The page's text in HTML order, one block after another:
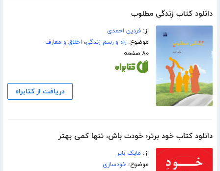
دانلود کتاب زندگی مطلوب
از:فردین احمدی
موضوع:راه و رسم زندگی، اخلاق و معارف
۸۰ صفحه
دریافت از کتابراه
دانلود کتاب خود برتر؛ خودت باش، تنها کمی بهتر
از: مایک بایر
موضوع:خودسازی